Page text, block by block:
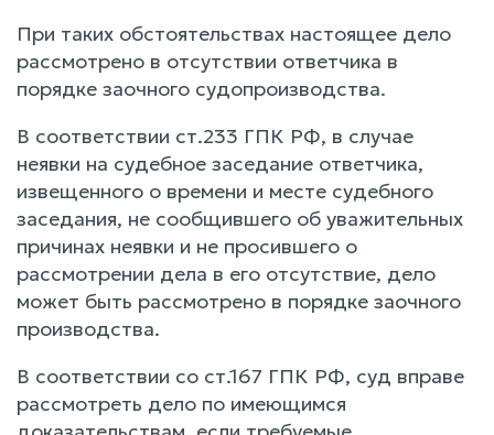
При таких обстоятельствах настоящее дело
рассмотрено в отсутствии ответчика в
порядке заочного судопроизводства.
В соответствии ст.233 ГПК РФ, в случае
неявки на судебное заседание ответчика,
извещенного о времени и месте судебного
заседания, не сообщившего об уважительных
причинах неявки и не просившего о
рассмотрении дела в его отсутствие, дело
может быть рассмотрено в порядке заочного
производства.
В соответствии со ст.167 ГПК РФ, суд вправе
рассмотреть дело по имеющимся